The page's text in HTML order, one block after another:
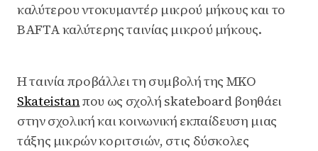
καλύτερου ντοκυμαντέρ μικρού μήκους και το
BAFTA καλύτερης ταινίας μικρού μήκους.
Η ταινία προβάλλει τη συμβολή της ΜΚΟ
Skateistanπου ως σχολή skateboard βοηθάει
στην σχολική και κοινωνική εκπαίδευση μιας
τάξης μικρών κοριτσιών, στις δύσκολες